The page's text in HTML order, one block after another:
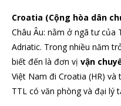
Croatia (Cộng hòa dân
Châu Âu: nằm ở ngã tư của
Adriatic. Trong nhiều năm
biết đến là đơn vị vận
Việt Nam đi Croatia (HR)
TTL có văn phòng và đại lý